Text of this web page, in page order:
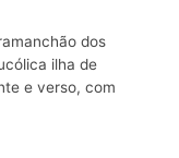
dos
ilha de
e verso, com